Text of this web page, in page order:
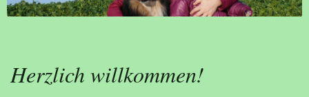
Herzlich willkommen!